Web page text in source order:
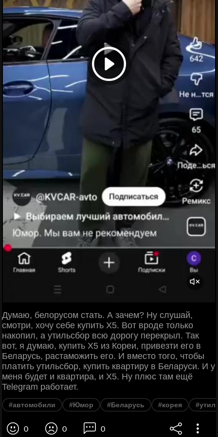
Думаю, белорусом стать. А зачем? Ну слушай,
смотри, хочу себе купить X5. Вот вроде только
накопил, а утильсбор всю дорогу перекрыл. Так
вот, я думаю, купить X5 из Кореи, привезти его в
Беларусь, растаможить его. И вместо того, чтобы
платить утильсбор, купить квартиру в Беларуси. И у
меня будет и квартира, и X5. Ну плюс там ещё
Telegram работает.
#автомобили #Юмор #Беларусь #корея
0 0 0